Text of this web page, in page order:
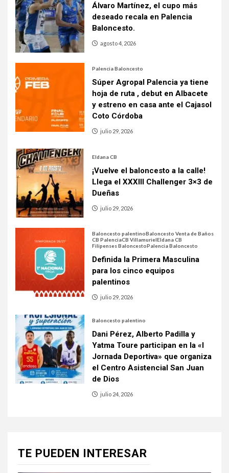
Álvaro Martínez, el cupo más
deseado recala en Palencia
Baloncesto.
agosto 4, 2026
Palencia Baloncesto
Súper Agropal Palencia ya tiene
hoja de ruta , debut en Albacete
y estreno en casa ante el Cajasol
Coto Córdoba
julio 29, 2026
Eldana CB
¡Vuelve el baloncesto a la calle!
Llega el XXXIII Challenger 3×3 de
Dueñas
julio 29, 2026
Baloncesto palentinoBaloncesto Venta de Baños
CB PalenciaCB VillamurielEldana CB
Filipenses BaloncestoPalencia Baloncesto
Definida la Primera Masculina
para los cinco equipos
palentinos
julio 29, 2026
Baloncesto palentino
Dani Pérez, Alberto Padilla y
Yatma Toure participan en la «I
Jornada Deportiva» que organiza
el Centro Asistencial San Juan
de Dios
julio 24, 2026
TE PUEDEN INTERESAR